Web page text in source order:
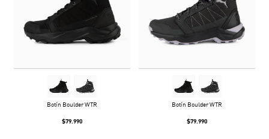
Botín Boulder WTR
$79.990
Botín Boulder WTR
$79.990